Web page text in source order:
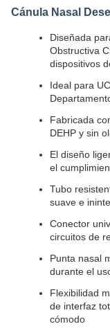
Cánula Nasal
Diseñada
Obstructiva
dispositivos
Ideal para
Fabricada
DEHP y sin
El diseño
el
Tubo
suave e
Conector
circuitos de
Punta nasal
durante el
Flexibilidad
de interfaz
cómodo